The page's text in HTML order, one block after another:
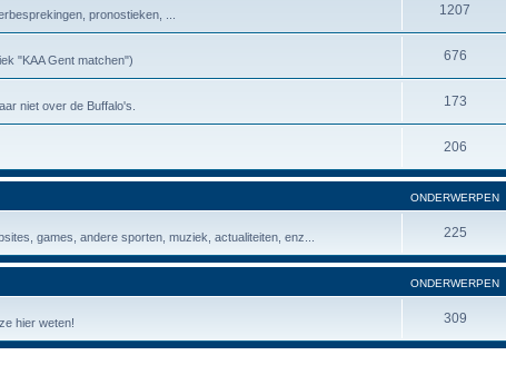
pronostieken, ... 1207
"KAA Gent matchen") 676
niet over de Buffalo's. 173
206
ONDERWERPEN
games, andere sporten, muziek, actualiteiten, enz... 225
ONDERWERPEN
hier weten! 309